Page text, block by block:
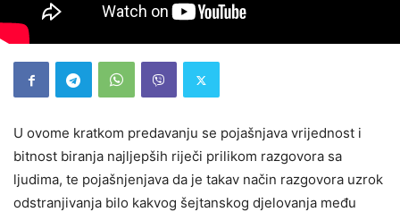
U ovome kratkom predavanju se pojašnjava vrijednost i
bitnost biranja najljepših riječi prilikom razgovora sa
ljudima, te pojašnjenjava da je takav način razgovora uzrok
odstranjivanja bilo kakvog šejtanskog djelovanja među